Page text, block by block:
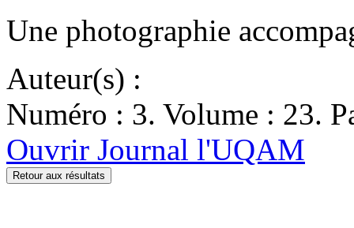
Une photographie
Auteur(s) :
Numéro : 3. Volume : 23.
Ouvrir Journal l'UQAM
Retour aux résultats